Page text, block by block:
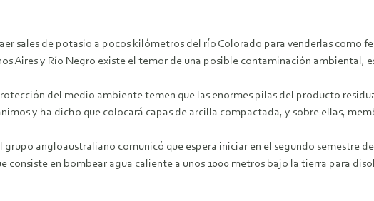
sales de potasio a pocos kilómetros del río Colorado para venderlas como
Aires y Río Negro existe el temor de una posible contaminación ambiental,
del medio ambiente temen que las enormes pilas del producto
y ha dicho que colocará capas de arcilla compactada, y sobre ellas,
grupo angloaustraliano comunicó que espera iniciar en el segundo
consiste en bombear agua caliente a unos 1000 metros bajo la tierra para